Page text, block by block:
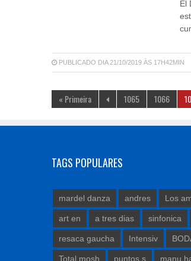
El
PUBLICADO DIA 21/10/2019 ÀS 17H42MIN
« Primeira 1065 1066
TAGS POPULARES
mardel danza andres Los
art en a tres dias sinfonica
resaca gaucha Intensiv
Total mosh puntos s manu